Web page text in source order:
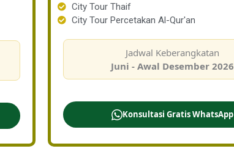
City Tour Thaif
City Tour Percetakan Al-Qur'an
Jadwal Keberangkatan
Juni - Awal Desember 2026
Konsultasi Gratis WhatsApp